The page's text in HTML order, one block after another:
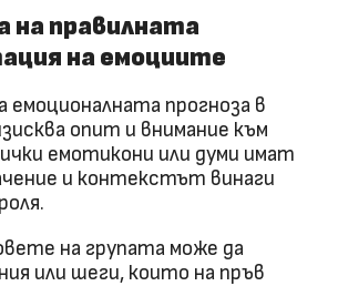
правилната
на емоциите
емоционалната прогноза в
опит и внимание към
емотикони или думи имат
и контекстът винаги
на групата може да
или шеги, които на пръв